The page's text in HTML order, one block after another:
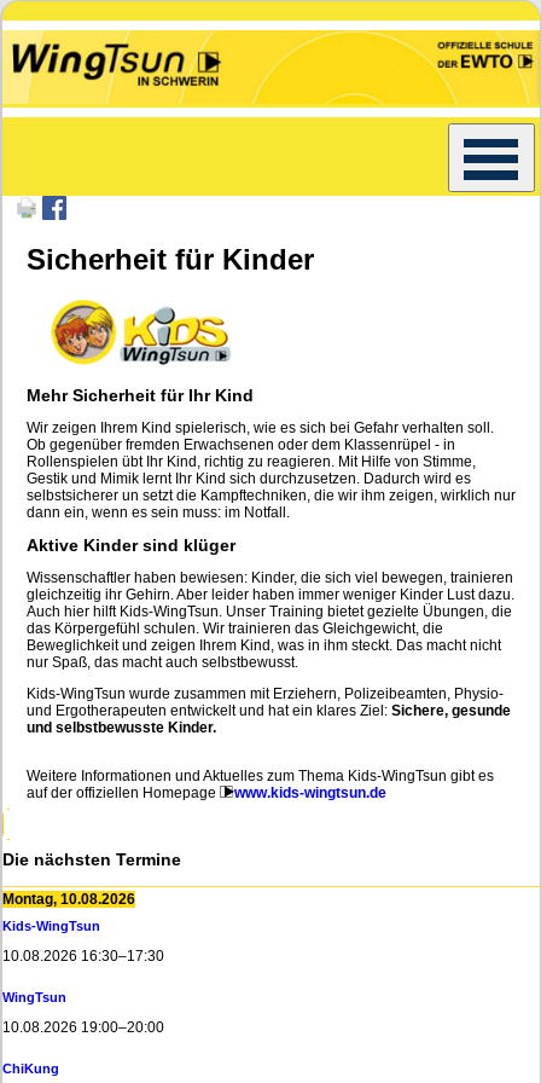
Sicherheit für Kinder
Mehr Sicherheit für Ihr Kind
Wir zeigen Ihrem Kind spielerisch, wie es sich bei Gefahr verhalten soll.
Ob gegenüber fremden Erwachsenen oder dem Klassenrüpel - in
Rollenspielen übt Ihr Kind, richtig zu reagieren. Mit Hilfe von Stimme,
Gestik und Mimik lernt Ihr Kind sich durchzusetzen. Dadurch wird es
selbstsicherer un setzt die Kampftechniken, die wir ihm zeigen, wirklich nur
dann ein, wenn es sein muss: im Notfall.
Aktive Kinder sind klüger
Wissenschaftler haben bewiesen: Kinder, die sich viel bewegen, trainieren
gleichzeitig ihr Gehirn. Aber leider haben immer weniger Kinder Lust dazu.
Auch hier hilft Kids-WingTsun. Unser Training bietet gezielte Übungen, die
das Körpergefühl schulen. Wir trainieren das Gleichgewicht, die
Beweglichkeit und zeigen Ihrem Kind, was in ihm steckt. Das macht nicht
nur Spaß, das macht auch selbstbewusst.
Kids-WingTsun wurde zusammen mit Erziehern, Polizeibeamten, Physio-
und Ergotherapeuten entwickelt und hat ein klares Ziel: Sichere, gesunde
und selbstbewusste Kinder.
Weitere Informationen und Aktuelles zum Thema Kids-WingTsun gibt es
auf der offiziellen Homepage
www.kids-wingtsun.de
Die nächsten Termine
Montag, 10.08.2026
Kids-WingTsun
10.08.2026 16:30–17:30
WingTsun
10.08.2026 19:00–20:00
ChiKung